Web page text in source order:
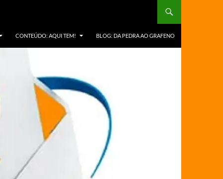
CONTEÚDO: AQUI TEM! BLOG: DA PEDRA AO GRAFENO